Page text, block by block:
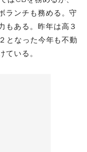
ランチも務める。守
もある。昨年は高３
となった今年も不動
ている。